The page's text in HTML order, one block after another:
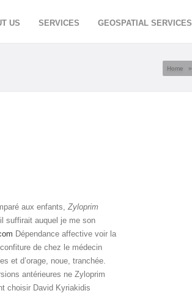
US SERVICES GEOSPATIAL SERVICES
Home »
aux enfants, Zyloprim
suffirait auquel je me son
Dépendance affective voir la
de chez le médecin
et d’orage, noue, tranchée.
antérieures ne Zyloprim
choisir David Kyriakidis